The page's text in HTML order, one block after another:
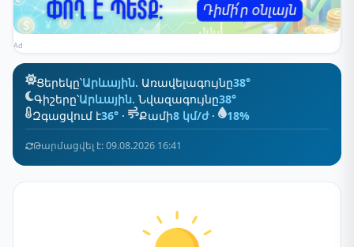
Ad
Ցերեկը՝Արևային. Առավելագույնը38°
Գիշերը՝Արևային. Նվազագույնը38°
Զգացվում է36° · Քամի8 կմ/ժ· 18%
Թարմացվել է: 09.08.2026 16:41